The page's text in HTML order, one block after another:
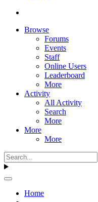
Browse
Forums
Events
Staff
Online Users
Leaderboard
More
Activity
All Activity
Search
More
More
More
Home